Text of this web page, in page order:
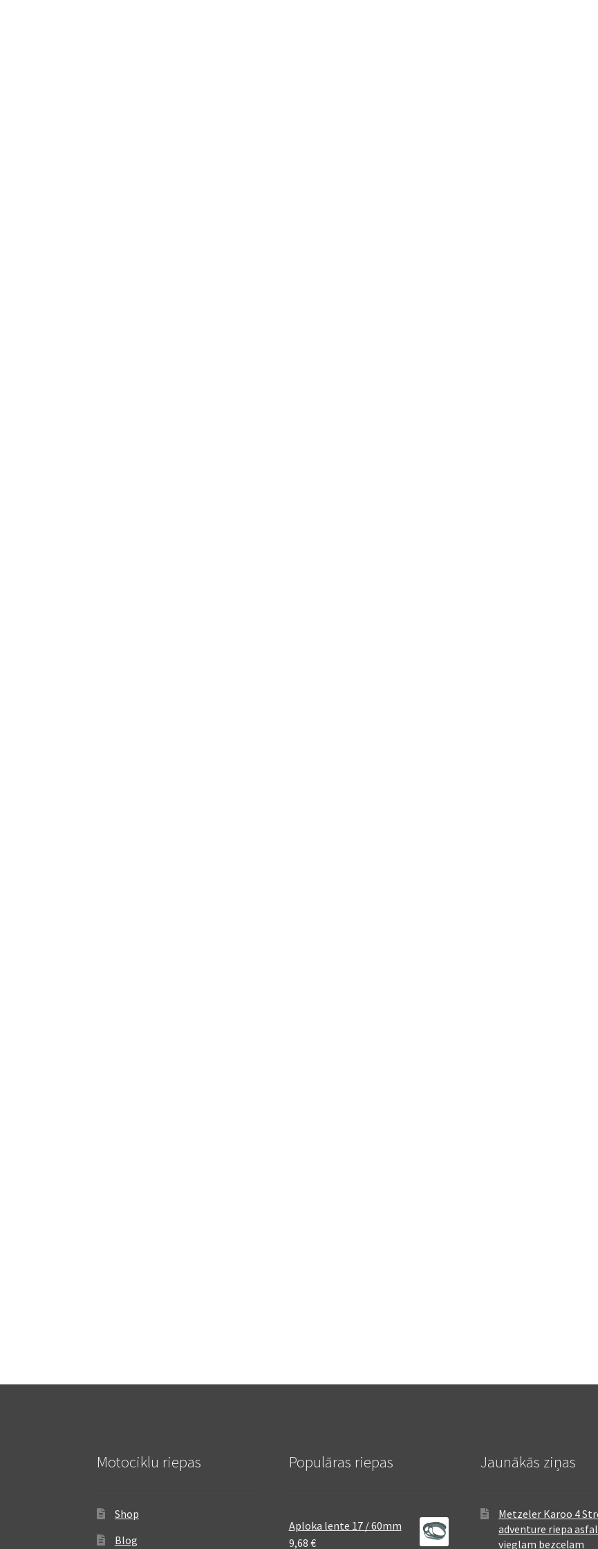
Motociklu riepas
Shop
Blog
Populāras riepas
Aploka lente 17 / 60mm
9,68 €
Jaunākās ziņas
Metzeler Karoo 4
adventure riepa
vieglam bezceļam